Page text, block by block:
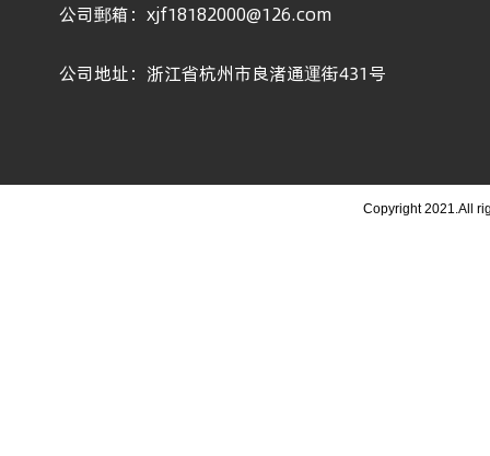
公司郵箱：xjf18182000@126.com
公司地址：浙江省杭州市良渚通運街431号
Copyright 2021.All